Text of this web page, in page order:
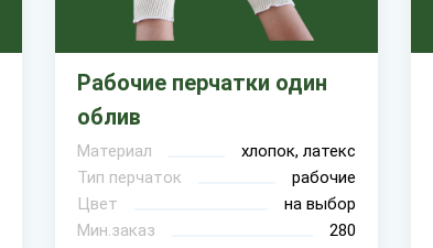
Рабочие перчатки один
облив
Материал
хлопок, латекс
Тип перчаток
рабочие
Цвет
на выбор
Мин.заказ
280